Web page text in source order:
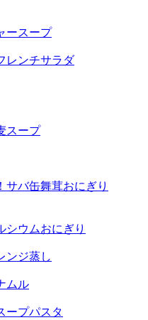
ースープ
レンチサラダ
スープ
サバ缶舞茸おにぎり
シウムおにぎり
ンジ蒸し
ムル
ープパスタ